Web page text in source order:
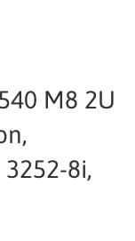
M8 2U
3252-8i,